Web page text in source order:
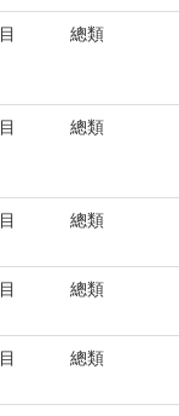
總類
總類
總類
總類
總類